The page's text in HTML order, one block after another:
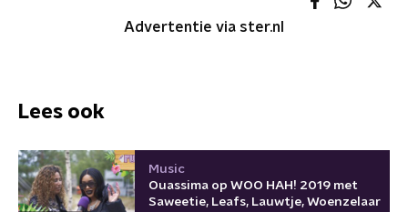
Advertentie via ster.nl
Lees ook
Music
Ouassima op WOO HAH! 2019 met
Saweetie, Leafs, Lauwtje, Woenzelaar